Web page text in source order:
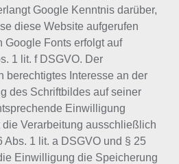
Google Kenntnis darüber,
diese Website aufgerufen
Google Fonts erfolgt auf
1 lit. f DSGVO. Der
berechtigtes Interesse an der
des Schriftbildes auf seiner
Einwilligung
Verarbeitung ausschließlich
Abs. 1 lit. a DSGVO und § 25
Einwilligung die Speicherung